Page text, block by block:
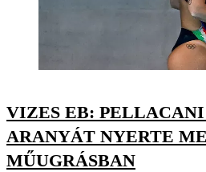
VIZES EB:
ARANYÁT NYERTE
MŰUGRÁSBAN